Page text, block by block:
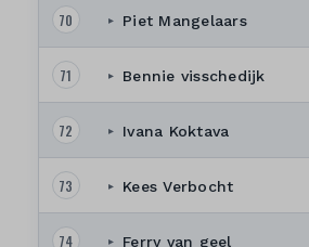
70 ▸ Piet Mangelaars
71 ▸ Bennie visschedijk
72 ▸ Ivana Koktava
73 ▸ Kees Verbocht
74 ▸ Ferry van geel